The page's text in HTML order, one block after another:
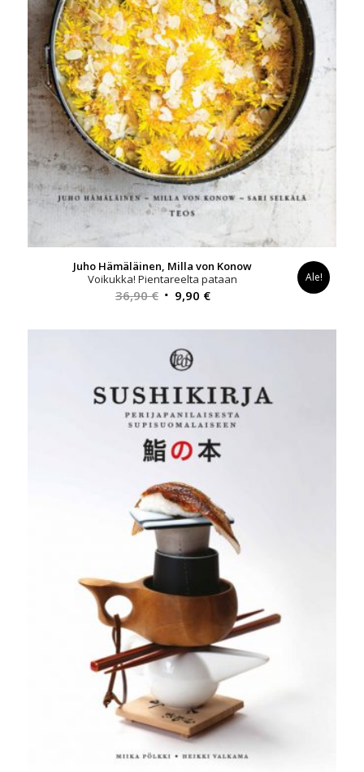
Juho Hämäläinen, Milla von Konow
Voikukka! Pientareelta pataan
36,90€ Alkuperäinen
oli:
36,90 €.
9,90 €Nykyinen
on:
Ale!